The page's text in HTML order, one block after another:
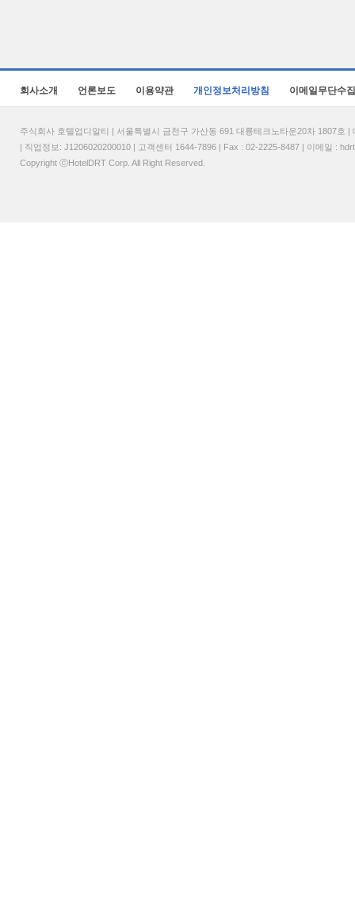
회사소개 언론보도 이용약관 개인정보처리방침 이메일무단수
주식회사 호텔업디알티 | 서울특별시 금천구 가산동 691 대륭테크노타운20차 1807
| 직업정보: J1206020200010 | 고객센터 1644-7896 | Fax : 02-2225-8487 | 이메일 :
Copyright ⓒHotelDRT Corp. All Right Reserved.